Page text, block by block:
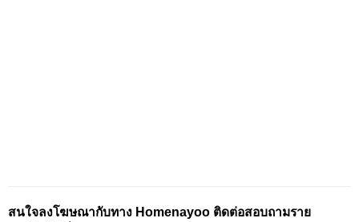
สนใจลงโฆษณากับทาง Homenayoo ติดต่อสอบถามราย